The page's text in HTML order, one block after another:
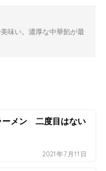
味い。濃厚な中華餡が最
メン 二度目はない
2021年7月11日